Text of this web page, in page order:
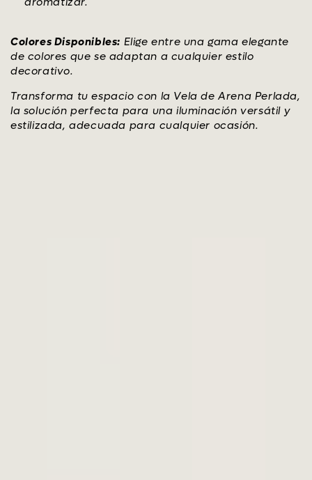
Colores Disponibles: Elige entre una gama elegante
de colores que se adaptan a cualquier estilo
decorativo.
Transforma tu espacio con la Vela de Arena Perlada,
la solución perfecta para una iluminación versátil y
estilizada, adecuada para cualquier ocasión.